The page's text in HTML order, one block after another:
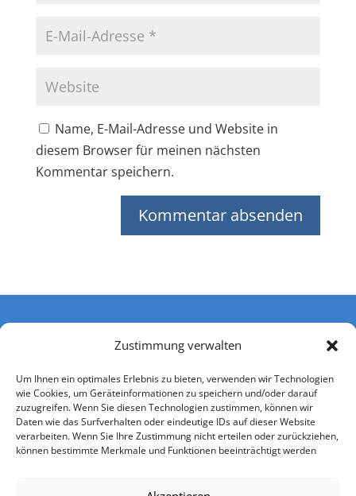
Zustimmung verwalten
Um Ihnen ein optimales Erlebnis zu bieten, verwenden wir Technologien
wie Cookies, um Geräteinformationen zu speichern und/oder darauf
zuzugreifen. Wenn Sie diesen Technologien zustimmen, können wir
Daten wie das Surfverhalten oder eindeutige IDs auf dieser Website
verarbeiten. Wenn Sie Ihre Zustimmung nicht erteilen oder zurückziehen,
können bestimmte Merkmale und Funktionen beeinträchtigt werden
Name, E-Mail-Adresse und Website in
diesem Browser für meinen nächsten
Kommentar speichern.
Impressum
Datenschutzerklärung